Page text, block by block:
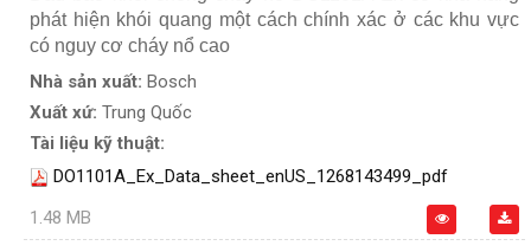
phát hiện khói quang một cách chính xác ở các khu vực
có nguy cơ cháy nổ cao
Nhà sản xuất: Bosch
Xuất xứ: Trung Quốc
Tài liệu kỹ thuật:
DO1101A_Ex_Data_sheet_enUS_1268143499_pdf
1.48 MB